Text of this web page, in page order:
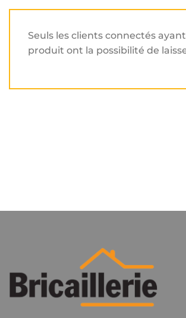
Seuls les clients connectés
produit ont la possibilité de